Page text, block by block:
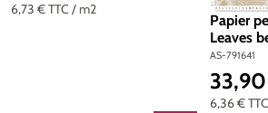
6,73 €TTC / m2
Papier
Leaves
d'A.S.
791641
AS-791641
6,36 €TTC
Prix